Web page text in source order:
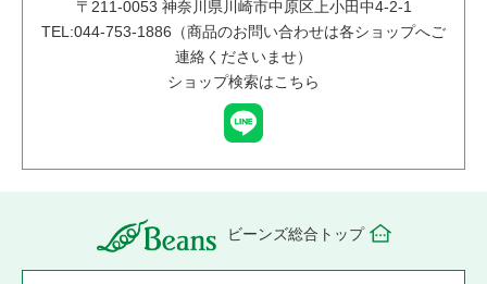
〒 211-0053 神奈川県川崎市中原区上小田中4-2-1
TEL:044-753-1886（商品のお問い合わせは各ショップへご
連絡くださいませ）
ショップ検索はこちら
ビーンズ総合トップ